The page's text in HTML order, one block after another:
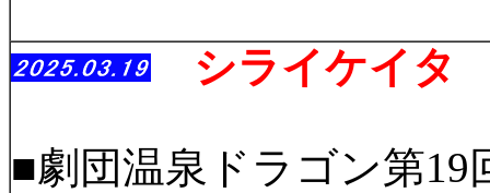
シライケイタ
■劇団温泉ドラゴン第19